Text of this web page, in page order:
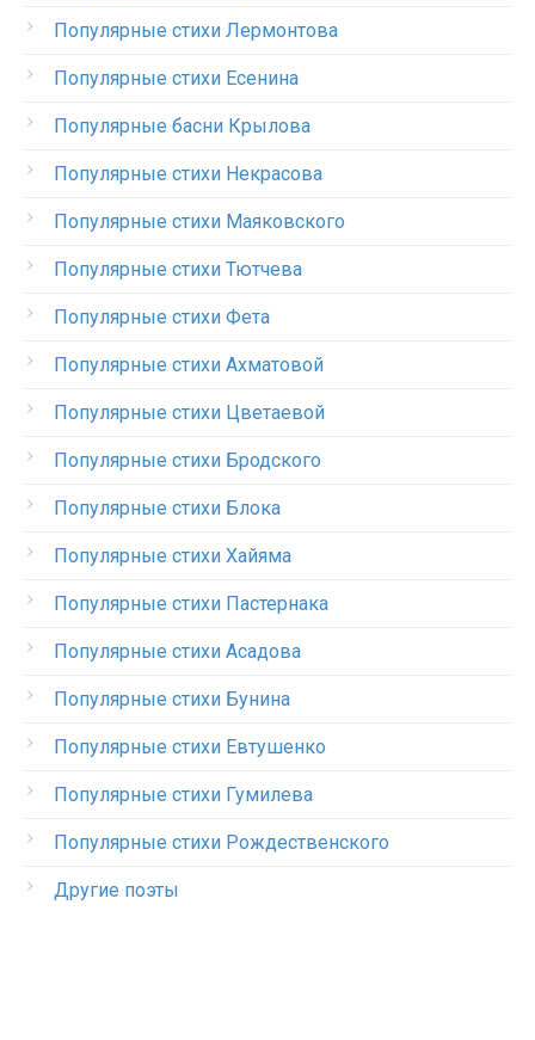
Популярные стихи Лермонтова
Популярные стихи Есенина
Популярные басни Крылова
Популярные стихи Некрасова
Популярные стихи Маяковского
Популярные стихи Тютчева
Популярные стихи Фета
Популярные стихи Ахматовой
Популярные стихи Цветаевой
Популярные стихи Бродского
Популярные стихи Блока
Популярные стихи Хайяма
Популярные стихи Пастернака
Популярные стихи Асадова
Популярные стихи Бунина
Популярные стихи Евтушенко
Популярные стихи Гумилева
Популярные стихи Рождественского
Другие поэты